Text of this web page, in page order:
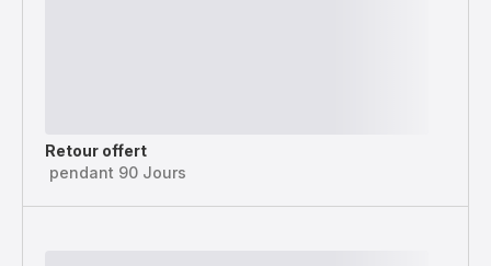
Retour offert
pendant 90 Jours